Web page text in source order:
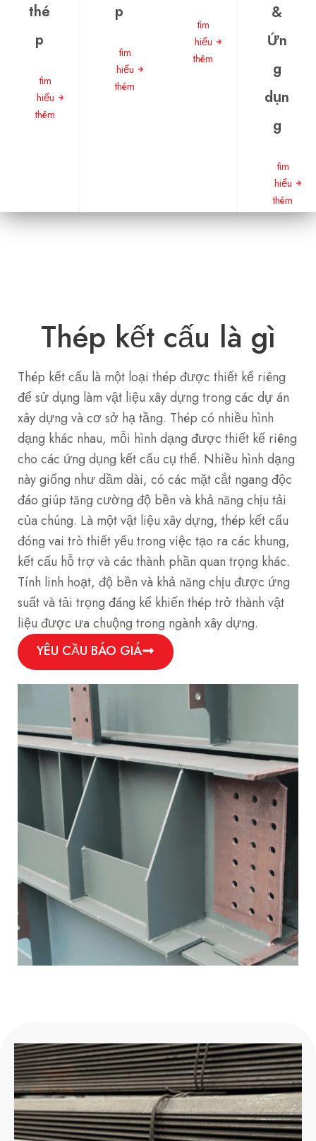
thé
p
tìm
hiểu
thêm
p
tìm
hiểu
thêm
tìm
hiểu
thêm
&
Ứn
g
dụn
g
tìm
hiểu
thêm
Thép kết cấu là gì
Thép kết cấu là một loại thép được thiết kế riêng
để sử dụng làm vật liệu xây dựng trong các dự án
xây dựng và cơ sở hạ tầng. Thép có nhiều hình
dạng khác nhau, mỗi hình dạng được thiết kế riêng
cho các ứng dụng kết cấu cụ thể. Nhiều hình dạng
này giống như dầm dài, có các mặt cắt ngang độc
đáo giúp tăng cường độ bền và khả năng chịu tải
của chúng. Là một vật liệu xây dựng, thép kết cấu
đóng vai trò thiết yếu trong việc tạo ra các khung,
kết cấu hỗ trợ và các thành phần quan trọng khác.
Tính linh hoạt, độ bền và khả năng chịu được ứng
suất và tải trọng đáng kể khiến thép trở thành vật
liệu được ưa chuộng trong ngành xây dựng.
YÊU CẦU BÁO GIÁ